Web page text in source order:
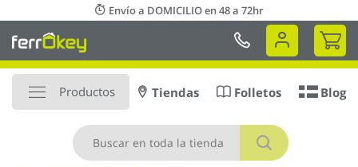
al
contenido
Envío a DOMICILIO en 48 a 72hr
Mi
Productos
Buscar
Tiendas Folletos Blog